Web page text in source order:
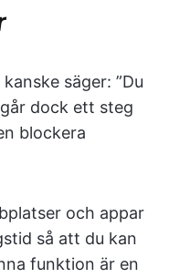
säger: ”Du
dock ett steg
blockera
och appar
så att du kan
funktion är en